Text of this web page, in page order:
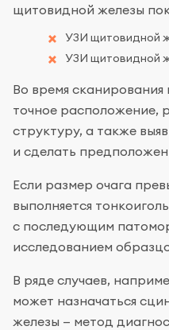
щитовидной железы
УЗИ щитовидной
УЗИ щитовидной
Во время
точное расположение,
структуру, а также
и сделать
Если размер очага
выполняется
с последующим
исследованием
В ряде случаев,
может назначаться
железы — метод